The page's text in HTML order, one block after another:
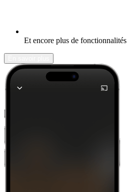
Et encore plus de fonctionnalités